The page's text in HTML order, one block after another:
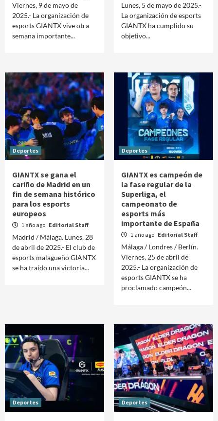
Viernes, 9 de mayo de
2025.- La organización de
esports GIANTX vive otra
semana importante...
Lunes, 5 de mayo de 2025.-
La organización de esports
GIANTX ha cumplido su
objetivo...
Deportes
GIANTX se gana el
cariño de Madrid en un
fin de semana histórico
para los esports
europeos
1 año ago Editorial Staff
Madrid / Málaga. Lunes, 28
de abril de 2025.- El club de
esports malagueño GIANTX
se ha traído una victoria...
Deportes
GIANTX es campeón de
la fase regular de la
Superliga, el
campeonato de
esports más
importante de España
1 año ago Editorial Staff
Málaga / Londres / Berlín.
Viernes, 25 de abril de
2025.- La organización de
esports GIANTX se ha
proclamado campeón...
Deportes Deportes